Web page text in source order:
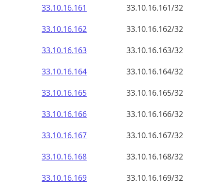
33.10.16.170
33.10.16.170/32
33.10.16.171
33.10.16.171/32
33.10.16.172
33.10.16.172/32
33.10.16.173
33.10.16.173/32
33.10.16.174
33.10.16.174/32
33.10.16.175
33.10.16.175/32
33.10.16.176
33.10.16.176/32
33.10.16.177
33.10.16.177/32
33.10.16.178
33.10.16.178/32